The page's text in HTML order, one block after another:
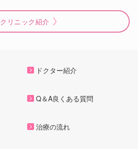
クリニック紹介
ドクター紹介
Q＆A良くある質問
治療の流れ